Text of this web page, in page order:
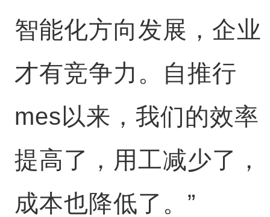
智能化方向发展，企业
才有竞争力。自推行
mes以来，我们的效率
提高了，用工减少了，
成本也降低了。”